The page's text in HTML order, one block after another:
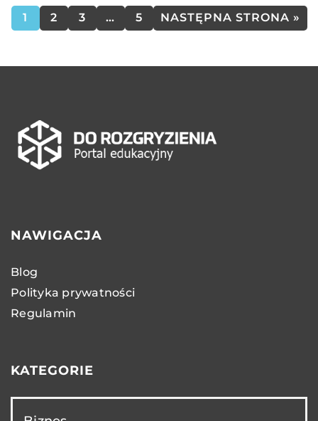
1 2 3 … 5 NASTĘPNA STRONA »
NAWIGACJA
Blog
Polityka prywatności
Regulamin
KATEGORIE